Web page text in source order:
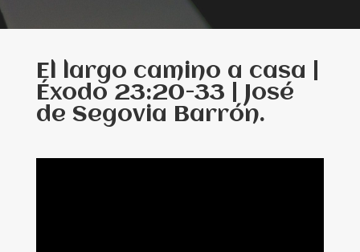
El largo camino a casa |
Éxodo 23:20-33 | José
de Segovia Barrón.